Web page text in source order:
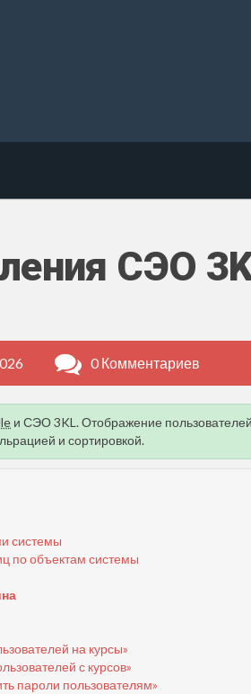
СЭО
0 Комментариев
и СЭО 3KL. Отображение
и сортировкой.
системы
по объектам системы
на курсы»
с курсов»
пароли пользователям»